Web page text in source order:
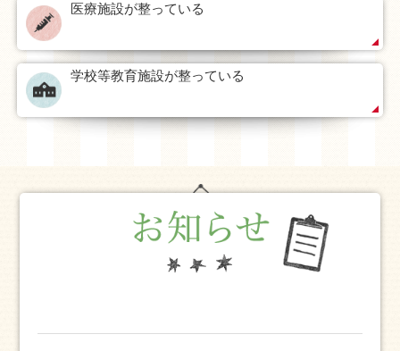
医療施設が整っている
学校等教育施設が整っている